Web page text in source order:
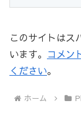
このサイトはス
います。 コメン
ください。
ホーム